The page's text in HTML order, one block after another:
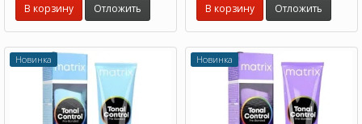
В корзину Отложить В корзину Отложить
Новинка Новинка